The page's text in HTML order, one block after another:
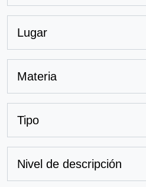
Lugar
Materia
Tipo
Nivel de descripción